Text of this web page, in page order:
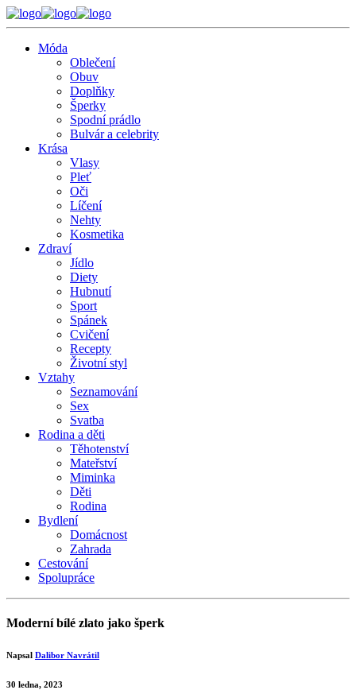
Móda
Oblečení
Obuv
Doplňky
Šperky
Spodní prádlo
Bulvár a celebrity
Krása
Vlasy
Pleť
Oči
Líčení
Nehty
Kosmetika
Zdraví
Jídlo
Diety
Hubnutí
Sport
Spánek
Cvičení
Recepty
Životní styl
Vztahy
Seznamování
Sex
Svatba
Rodina a děti
Těhotenství
Mateřství
Miminka
Děti
Rodina
Bydlení
Domácnost
Zahrada
Cestování
Spolupráce